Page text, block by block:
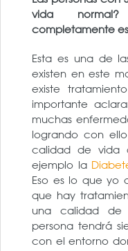
vida
completamente
Esta es una de
existen en este
existe
importante
muchas
logrando con
calidad de vida
ejemplo la
Eso es lo que yo
que hay
una calidad
persona tendrá
con el entorno